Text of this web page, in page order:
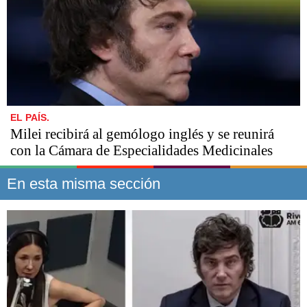
EL PAÍS.
Milei recibirá al gemólogo inglés y se reunirá
con la Cámara de Especialidades Medicinales
En esta misma sección